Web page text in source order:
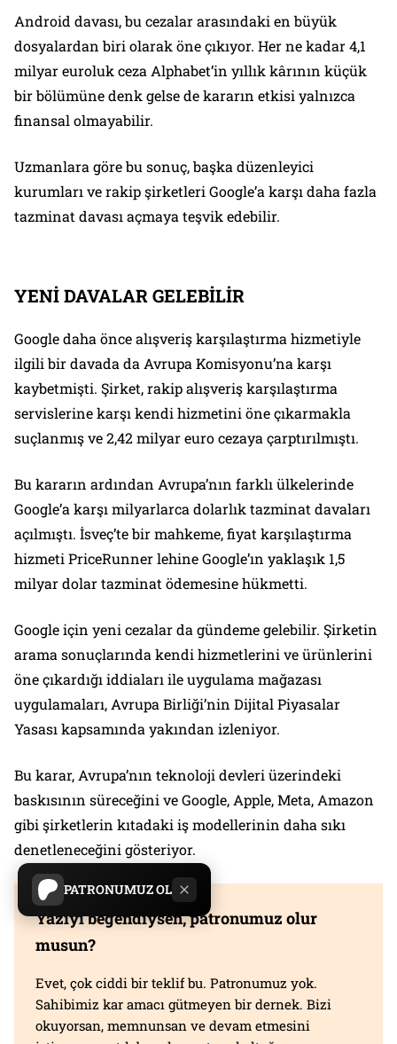
PATRONUMUZ OL
Android davası, bu cezalar arasındaki en büyük
dosyalardan biri olarak öne çıkıyor. Her ne kadar 4,1
milyar euroluk ceza Alphabet’in yıllık kârının küçük
bir bölümüne denk gelse de kararın etkisi yalnızca
finansal olmayabilir.
Uzmanlara göre bu sonuç, başka düzenleyici
kurumları ve rakip şirketleri Google’a karşı daha fazla
tazminat davası açmaya teşvik edebilir.
YENİ DAVALAR GELEBİLİR
Google daha önce alışveriş karşılaştırma hizmetiyle
ilgili bir davada da Avrupa Komisyonu’na karşı
kaybetmişti. Şirket, rakip alışveriş karşılaştırma
servislerine karşı kendi hizmetini öne çıkarmakla
suçlanmış ve 2,42 milyar euro cezaya çarptırılmıştı.
Bu kararın ardından Avrupa’nın farklı ülkelerinde
Google’a karşı milyarlarca dolarlık tazminat davaları
açılmıştı. İsveç’te bir mahkeme, fiyat karşılaştırma
hizmeti PriceRunner lehine Google’ın yaklaşık 1,5
milyar dolar tazminat ödemesine hükmetti.
Google için yeni cezalar da gündeme gelebilir. Şirketin
arama sonuçlarında kendi hizmetlerini ve ürünlerini
öne çıkardığı iddiaları ile uygulama mağazası
uygulamaları, Avrupa Birliği’nin Dijital Piyasalar
Yasası kapsamında yakından izleniyor.
Bu karar, Avrupa’nın teknoloji devleri üzerindeki
baskısının süreceğini ve Google, Apple, Meta, Amazon
gibi şirketlerin kıtadaki iş modellerinin daha sıkı
denetleneceğini gösteriyor.
Yazıyı beğendiysen, patronumuz olur
musun?
Evet, çok ciddi bir teklif bu. Patronumuz yok.
Sahibimiz kar amacı gütmeyen bir dernek. Bizi
okuyorsan, memnunsan ve devam etmesini